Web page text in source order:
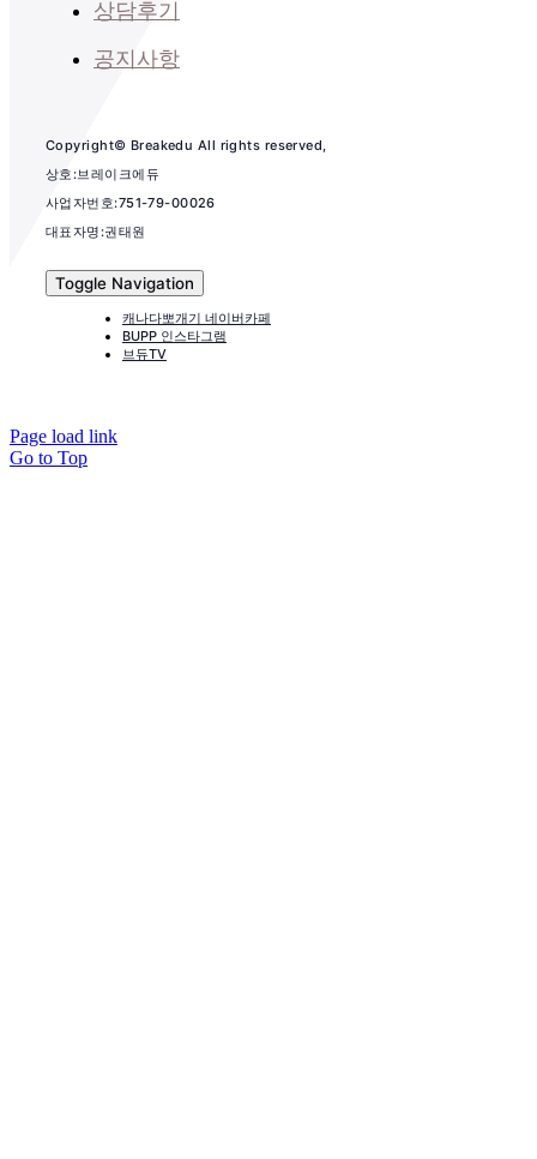
상담후기
공지사항
Copyright© Breakedu All rights reserved,
상호:브레이크에듀
사업자번호:751-79-00026
대표자명:권태원
Toggle Navigation
캐나다뽀개기 네이버카페
BUPP 인스타그램
브듀TV
Page load link
Go to Top